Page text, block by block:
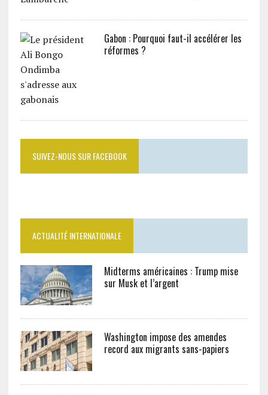
Gabon : Pourquoi faut-il accélérer les
réformes ?
SUIVEZ-NOUS SUR FACEBOOK
ACTUALITÉ INTERNATIONALE
Midterms américaines : Trump mise
sur Musk et l’argent
Washington impose des amendes
record aux migrants sans-papiers